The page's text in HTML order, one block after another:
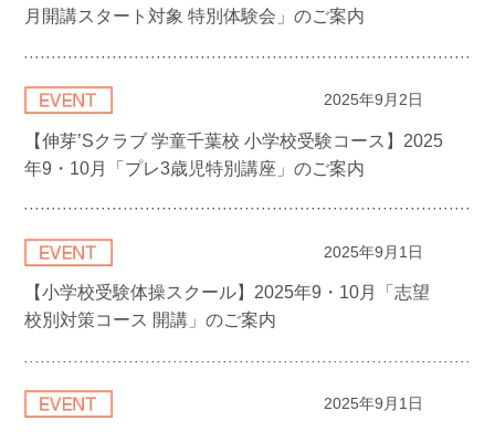
月開講スタート対象 特別体験会」のご案内
2025年9月2日
【伸芽’Sクラブ 学童千葉校 小学校受験コース】2025
年9・10月「プレ3歳児特別講座」のご案内
2025年9月1日
【小学校受験体操スクール】2025年9・10月「志望
校別対策コース 開講」のご案内
2025年9月1日